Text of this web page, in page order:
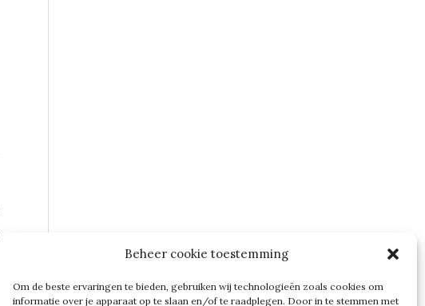
Beheer cookie toestemming
Om de beste ervaringen te bieden, gebruiken wij technologieën zoals cookies om
informatie over je apparaat op te slaan en/of te raadplegen. Door in te stemmen met